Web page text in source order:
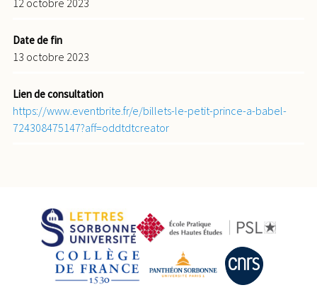
12 octobre 2023
Date de fin
13 octobre 2023
Lien de consultation
https://www.eventbrite.fr/e/billets-le-petit-prince-a-babel-
724308475147?aff=oddtdtcreator